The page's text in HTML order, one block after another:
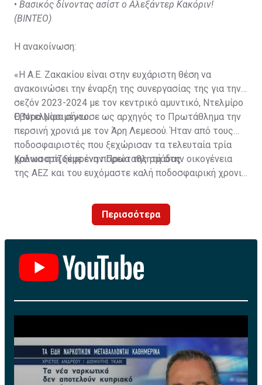
• Βασικός δίνοντας ασίστ ο Αλεξάντερ Κακόριν!
(ΒΙΝΤΕΟ)
Η ανακοίνωση:
«Η Α.Ε. Ζακακίου είναι στην ευχάριστη θέση να
ανακοινώσει την έναρξη της συνεργασίας της για την
σεζόν 2023-2024 με τον κεντρικό αμυντικό, Ντελμίρο
Έβορα Νασιμέντο.
Ο Ντελμίρο σήκωσε ως αρχηγός το Πρωτάθλημα την
περσινή χρονιά με τον Άρη Λεμεσού. Ήταν από τους
ποδοσφαιριστές που ξεχώρισαν τα τελευταία τρία
χρόνια στη ξέφρενη πορεία της ομάδας.
Καλωσορίζουμε έναν Πρωταθλητή στην οικογένεια
της ΑΕΖ και του ευχόμαστε καλή ποδοσφαιρική χρονιά
Περισσότερα